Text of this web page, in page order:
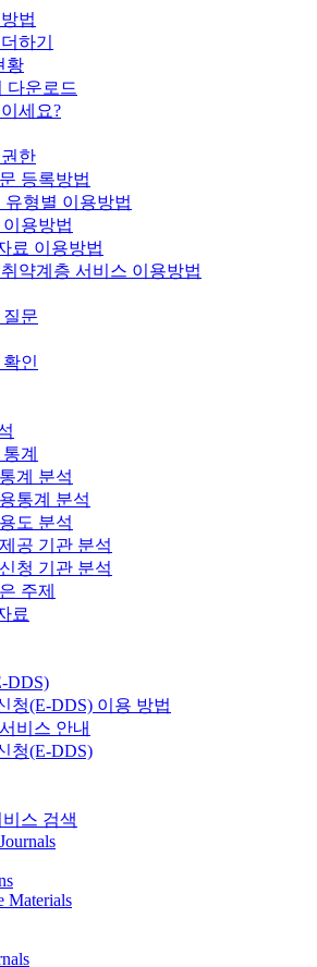
법
하기
황
다운로드
세요?
한
등록방법
유형별 이용방법
용방법
료 이용방법
약계층 서비스 이용방법
문
인
계
계 분석
통계 분석
도 분석
공 기관 분석
청 기관 분석
주제
료
DDS)
청(E-DDS) 이용 방법
비스 안내
청(E-DDS)
스 검색
Materials